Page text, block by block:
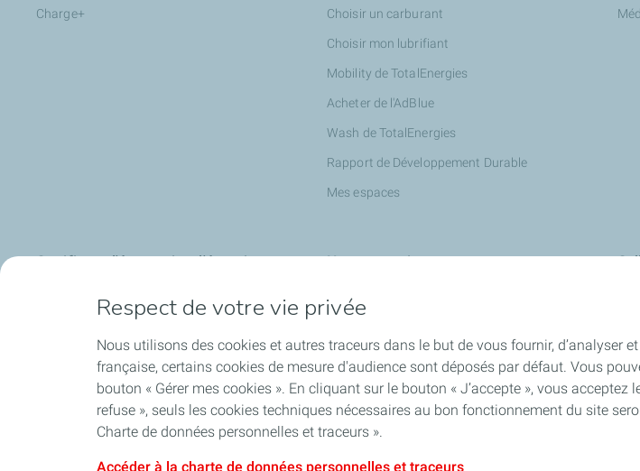
Charge+ Choisir un carburant
Choisir mon lubrifiant
Mobility de TotalEnergies
Acheter de l'AdBlue
Wash de TotalEnergies
Rapport de Développement Durable
Mes espaces
Certificats d'économies d'énergie
Expertise Rénovation
Les CEE avec TotalEnergies
Nos partenaires
JustBip
Respect de votre vie privée
Nous utilisons des cookies et autres traceurs dans le but de vous fournir, d’analyser
française, certains cookies de mesure d'audience sont déposés par défaut. Vous
bouton « Gérer mes cookies ». En cliquant sur le bouton « J’accepte », vous
refuse », seuls les cookies techniques nécessaires au bon fonctionnement du site
Charte de données personnelles et traceurs ».
Accéder à la charte de données personnelles et traceurs